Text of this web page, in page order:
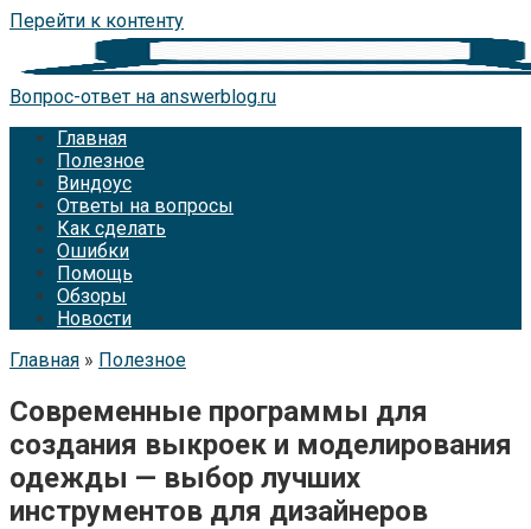
Перейти к контенту
Вопрос-ответ на answerblog.ru
Главная
Полезное
Виндоус
Ответы на вопросы
Как сделать
Ошибки
Помощь
Обзоры
Новости
Главная » Полезное
Современные программы для
создания выкроек и моделирования
одежды — выбор лучших
инструментов для дизайнеров